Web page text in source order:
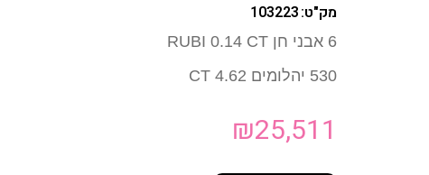
מק"ט:103223
6 אבני חן RUBI 0.14 CT
530 יהלומים 4.62 CT
₪25,511